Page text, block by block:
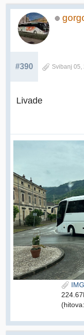
#390 Svibanj 05,
Livade
(hitova: